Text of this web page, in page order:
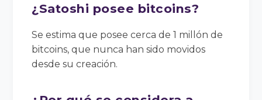
¿Satoshi posee bitcoins?
Se estima que posee cerca de 1 millón de
bitcoins, que nunca han sido movidos
desde su creación.